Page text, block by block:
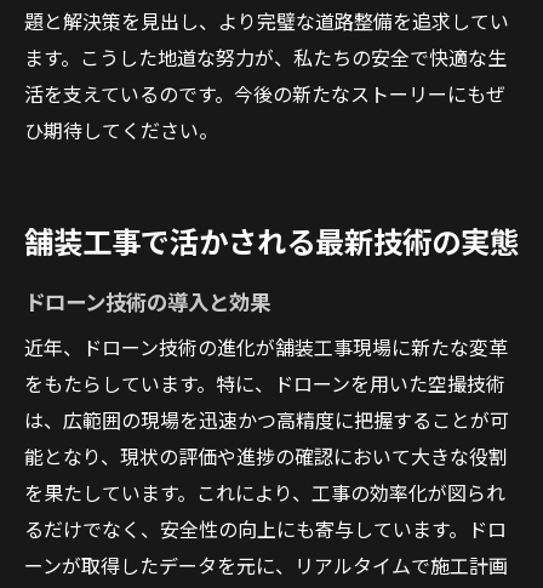
題と解決策を見出し、より完璧な道路整備を追求してい
ます。こうした地道な努力が、私たちの安全で快適な生
活を支えているのです。今後の新たなストーリーにもぜ
ひ期待してください。
舗装工事で活かされる最新技術の実態
ドローン技術の導入と効果
近年、ドローン技術の進化が舗装工事現場に新たな変革
をもたらしています。特に、ドローンを用いた空撮技術
は、広範囲の現場を迅速かつ高精度に把握することが可
能となり、現状の評価や進捗の確認において大きな役割
を果たしています。これにより、工事の効率化が図られ
るだけでなく、安全性の向上にも寄与しています。ドロ
ーンが取得したデータを元に、リアルタイムで施工計画